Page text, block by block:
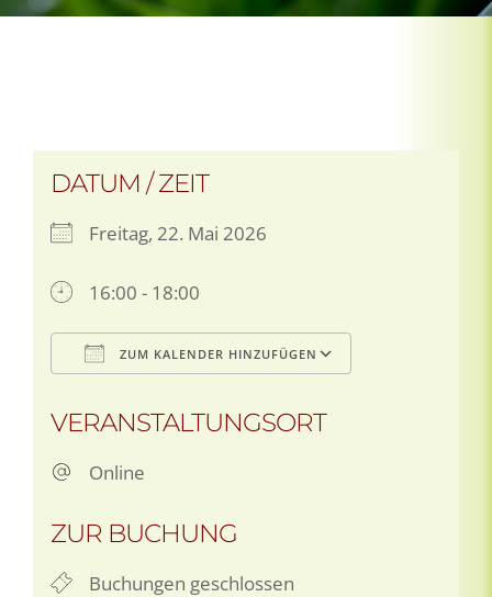
DATUM / ZEIT
Freitag, 22. Mai 2026
16:00 - 18:00
ZUM KALENDER HINZUFÜGEN
VERANSTALTUNGSORT
Online
ZUR BUCHUNG
Buchungen geschlossen